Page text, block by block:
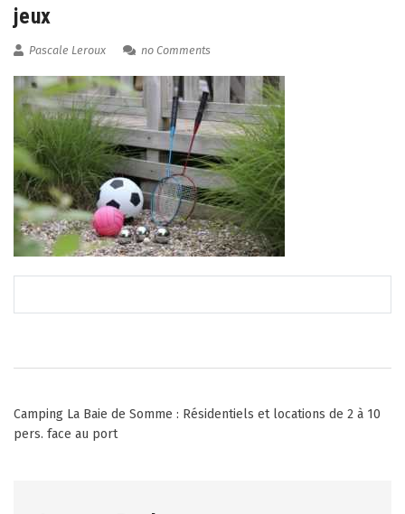
jeux
Pascale Leroux no Comments
Post
navigation
Camping La Baie de Somme : Résidentiels et locations de 2 à 10
pers. face au port